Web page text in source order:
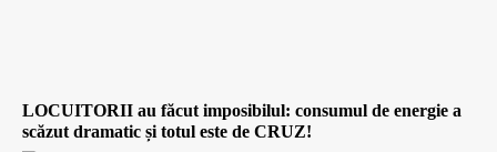
LOCUITORII au făcut imposibilul: consumul de energie a
scăzut dramatic și totul este de CRUZ!